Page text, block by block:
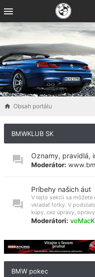
Obsah portálu
BMWKLUB SK
Oznamy, pravidlá,
Moderátor:
Príbehy našich áut
V tejto sekcii sa môžete
vkladať fotky. V
kúpy, cez úpravy,
Moderátori: voMacK
BMW pokec